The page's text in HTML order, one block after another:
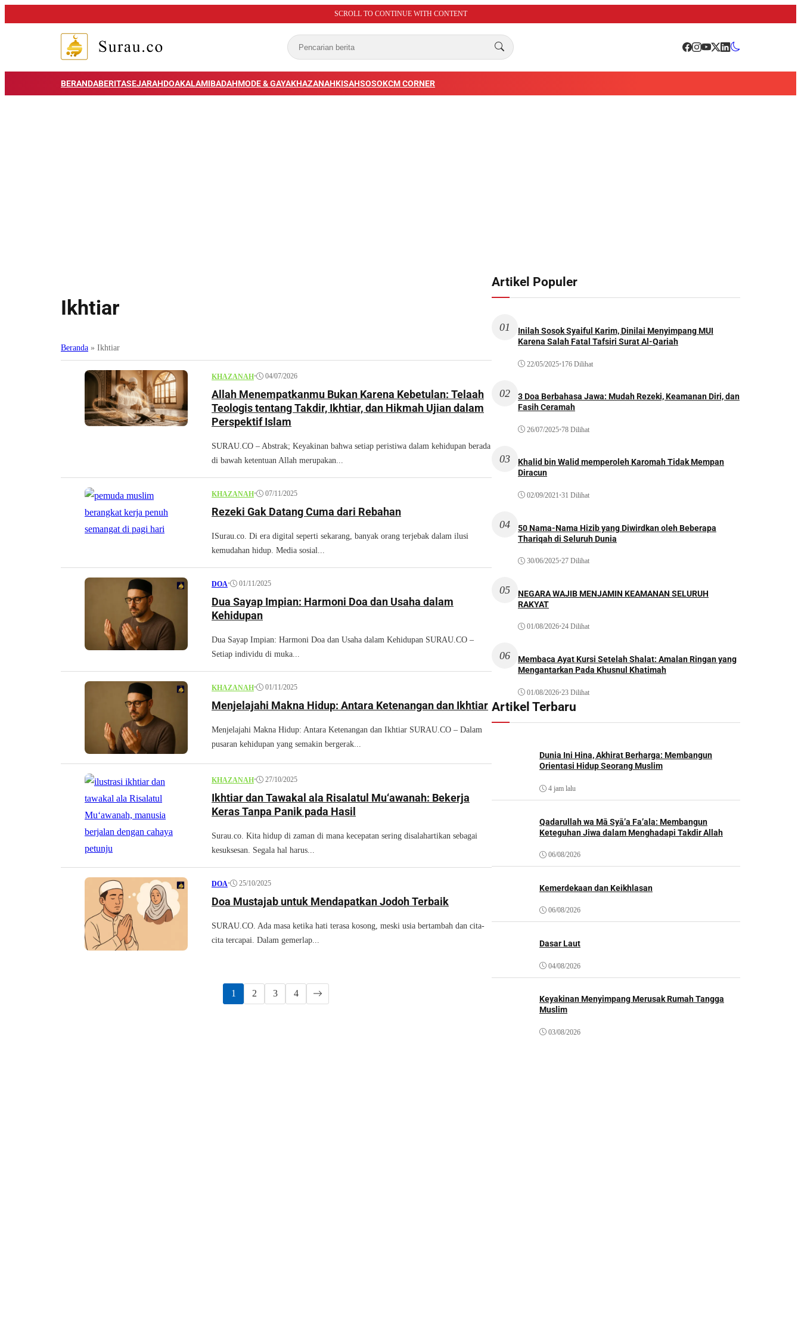
SCROLL TO CONTINUE WITH CONTENT
BERANDABERITASEJARAHDOAKALAMIBADAHMODE & GAYAKHAZANAHKISAHSOSOKCM CORNER
Ikhtiar
Beranda » Ikhtiar
KHAZANAH• 04/07/2026
Allah Menempatkanmu Bukan Karena Kebetulan: Telaah
Teologis tentang Takdir, Ikhtiar, dan Hikmah Ujian dalam
Perspektif Islam
SURAU.CO – Abstrak; Keyakinan bahwa setiap peristiwa dalam kehidupan berada
di bawah ketentuan Allah merupakan...
KHAZANAH• 07/11/2025
Rezeki Gak Datang Cuma dari Rebahan
ISurau.co. Di era digital seperti sekarang, banyak orang terjebak dalam ilusi
kemudahan hidup. Media sosial...
DOA• 01/11/2025
Dua Sayap Impian: Harmoni Doa dan Usaha dalam
Kehidupan
Dua Sayap Impian: Harmoni Doa dan Usaha dalam Kehidupan SURAU.CO –
Setiap individu di muka...
KHAZANAH• 01/11/2025
Menjelajahi Makna Hidup: Antara Ketenangan dan Ikhtiar
Menjelajahi Makna Hidup: Antara Ketenangan dan Ikhtiar SURAU.CO – Dalam
pusaran kehidupan yang semakin bergerak...
KHAZANAH• 27/10/2025
Ikhtiar dan Tawakal ala Risalatul Mu‘awanah: Bekerja
Keras Tanpa Panik pada Hasil
Surau.co. Kita hidup di zaman di mana kecepatan sering disalahartikan sebagai
kesuksesan. Segala hal harus...
DOA• 25/10/2025
Doa Mustajab untuk Mendapatkan Jodoh Terbaik
SURAU.CO. Ada masa ketika hati terasa kosong, meski usia bertambah dan cita-
cita tercapai. Dalam gemerlap...
1 2 3 4
Artikel Populer
01
Inilah Sosok Syaiful Karim, Dinilai Menyimpang MUI
Karena Salah Fatal Tafsiri Surat Al-Qariah
22/05/2025•176 Dilihat
02
3 Doa Berbahasa Jawa: Mudah Rezeki, Keamanan Diri, dan
Fasih Ceramah
26/07/2025•78 Dilihat
03
Khalid bin Walid memperoleh Karomah Tidak Mempan
Diracun
02/09/2021•31 Dilihat
04
50 Nama-Nama Hizib yang Diwirdkan oleh Beberapa
Thariqah di Seluruh Dunia
30/06/2025•27 Dilihat
05
NEGARA WAJIB MENJAMIN KEAMANAN SELURUH
RAKYAT
01/08/2026•24 Dilihat
06
Membaca Ayat Kursi Setelah Shalat: Amalan Ringan yang
Mengantarkan Pada Khusnul Khatimah
01/08/2026•23 Dilihat
Artikel Terbaru
Dunia Ini Hina, Akhirat Berharga: Membangun
Orientasi Hidup Seorang Muslim
4 jam lalu
Qadarullah wa Mā Syā’a Fa’ala: Membangun
Keteguhan Jiwa dalam Menghadapi Takdir Allah
06/08/2026
Kemerdekaan dan Keikhlasan
06/08/2026
Dasar Laut
04/08/2026
Keyakinan Menyimpang Merusak Rumah Tangga
Muslim
03/08/2026